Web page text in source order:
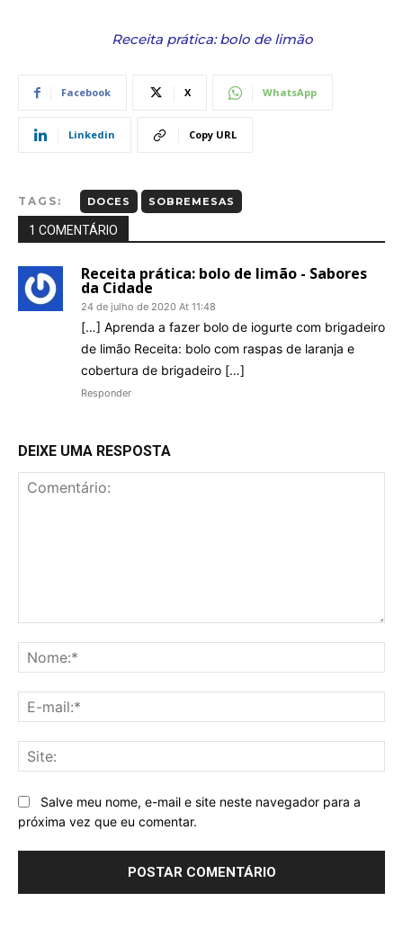
Receita prática: bolo de limão
Facebook X WhatsApp
Linkedin Copy URL
TAGS: DOCES SOBREMESAS
1 COMENTÁRIO
Receita prática: bolo de limão - Sabores
da Cidade
24 de julho de 2020 At 11:48
[…] Aprenda a fazer bolo de iogurte com brigadeiro
de limão Receita: bolo com raspas de laranja e
cobertura de brigadeiro […]
Responder
DEIXE UMA RESPOSTA
Salve meu nome, e-mail e site neste navegador para a
próxima vez que eu comentar.